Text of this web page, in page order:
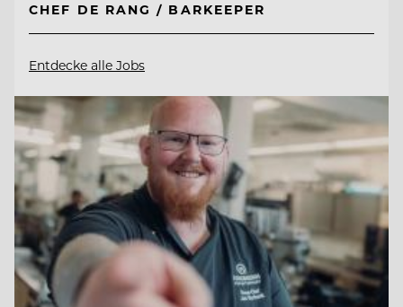
CHEF DE RANG / BARKEEPER
Entdecke alle Jobs